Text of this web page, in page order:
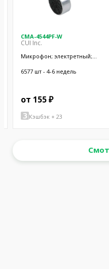
CMA-4544PF-W
CUI Inc.
Микрофон; электретный;
Ø9,7x4,5мм; SMT
6577 шт - 4-6 недель
от 155 ₽
Кэшбэк + 23